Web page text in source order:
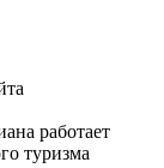
работает
туризма